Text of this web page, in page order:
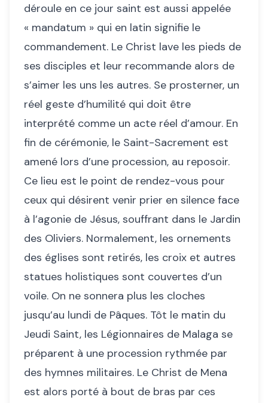
déroule en ce jour saint est aussi appelée
« mandatum » qui en latin signifie le
commandement. Le Christ lave les pieds de
ses disciples et leur recommande alors de
s’aimer les uns les autres. Se prosterner, un
réel geste d’humilité qui doit être
interprété comme un acte réel d’amour. En
fin de cérémonie, le Saint-Sacrement est
amené lors d’une procession, au reposoir.
Ce lieu est le point de rendez-vous pour
ceux qui désirent venir prier en silence face
à l’agonie de Jésus, souffrant dans le Jardin
des Oliviers. Normalement, les ornements
des églises sont retirés, les croix et autres
statues holistiques sont couvertes d’un
voile. On ne sonnera plus les cloches
jusqu’au lundi de Pâques. Tôt le matin du
Jeudi Saint, les Légionnaires de Malaga se
préparent à une procession rythmée par
des hymnes militaires. Le Christ de Mena
est alors porté à bout de bras par ces